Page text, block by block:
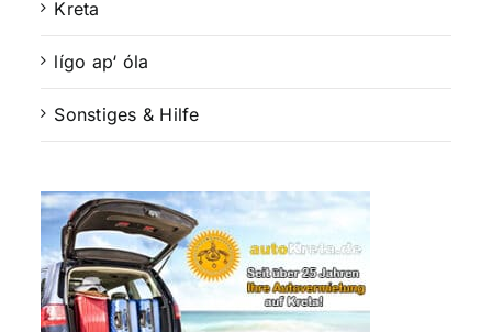
Kreta
lígo ap‘ óla
Sonstiges & Hilfe